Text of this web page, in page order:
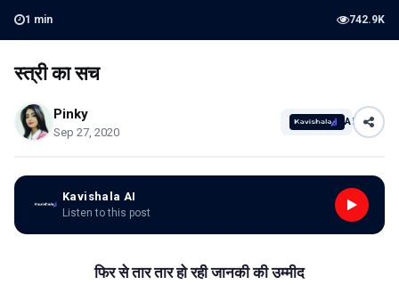
1 min 742.9K
स्त्री का सच
Pinky
Sep 27, 2020
AI
Kavishala AI
Listen to this post
फिर से तार तार हो रही जानकी की उम्मीद